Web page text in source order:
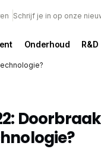
Schrijf je in op onze
Onderhoud R&D